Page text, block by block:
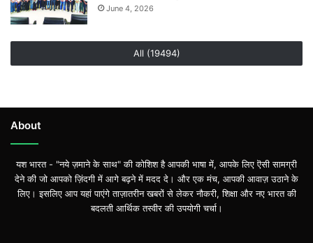
June 4, 2026
All (19494)
About
यश भारत - "नये ज़माने के साथ" की कोशिश है आपकी भाषा में, आपके लिए ऎसी सामग्री
देने की जो आपको ज़िंदगी में आगे बढ़ने में मदद दे। और एक मंच, आपकी आवाज़ उठाने के
लिए। इसलिए आप यहां पाएंगे ताज़ातरीन खबरों से लेकर नौकरी, शिक्षा और नए भारत की
बदलती आर्थिक तस्वीर की उपयोगी चर्चा।